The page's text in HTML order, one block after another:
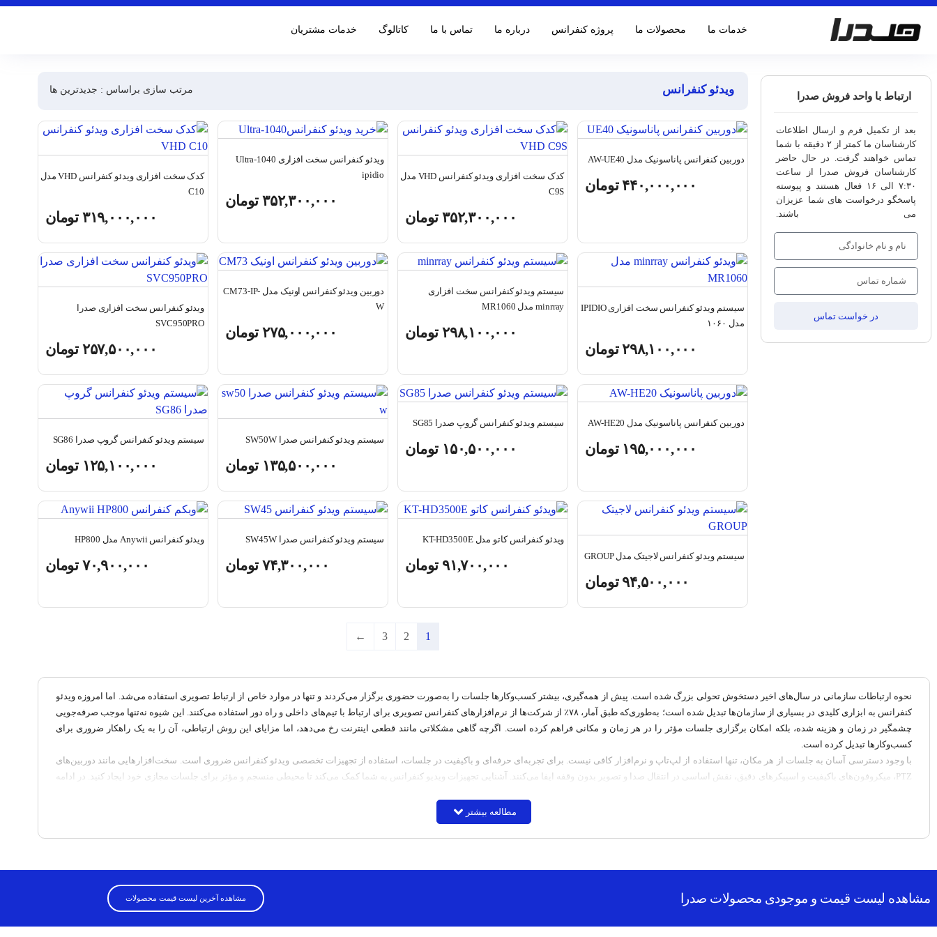
خدمات ما محصولات ما پروژه کنفرانس درباره ما تماس با ما کاتالوگ‌ خدمات مشتریان
ارتباط با واحد فروش صدرا
بعد از تکمیل فرم و ارسال اطلاعات
کارشناسان ما کمتر از ۲ دقیقه با شما
تماس خواهند گرفت. در حال حاضر
کارشناسان فروش صدرا از ساعت
۷:۳۰ الی ۱۶ فعال هستند و پیوسته
پاسخگو درخواست های شما عزیزان
می باشند.
در خواست تماس
ویدئو کنفرانس مرتب سازی براساس : جدیدترین ها
دوربین کنفرانس پاناسونیک مدل AW-UE40
۴۴۰,۰۰۰,۰۰۰ تومان
کدک سخت افزاری ویدئو کنفرانس VHD مدل
C9S
۳۵۲,۳۰۰,۰۰۰ تومان
ویدئو کنفرانس سخت افزاری Ultra-1040
ipidio
۳۵۲,۳۰۰,۰۰۰ تومان
کدک سخت افزاری ویدئو کنفرانس VHD مدل
C10
۳۱۹,۰۰۰,۰۰۰ تومان
سیستم ویدئو کنفرانس سخت افزاری IPIDIO
مدل ۱۰۶۰
۲۹۸,۱۰۰,۰۰۰ تومان
سیستم ویدئو کنفرانس سخت افزاری
minrray مدل MR1060
۲۹۸,۱۰۰,۰۰۰ تومان
دوربین ویدئو کنفرانس اونیک مدل CM73-IP-
W
۲۷۵,۰۰۰,۰۰۰ تومان
ویدئو کنفرانس سخت افزاری صدرا
SVC950PRO
۲۵۷,۵۰۰,۰۰۰ تومان
دوربین کنفرانس پاناسونیک مدل AW-HE20
۱۹۵,۰۰۰,۰۰۰ تومان
سیستم ویدئو کنفرانس گروپ صدرا SG85
۱۵۰,۵۰۰,۰۰۰ تومان
سیستم ویدئو کنفرانس صدرا SW50W
۱۳۵,۵۰۰,۰۰۰ تومان
سیستم ویدئو کنفرانس گروپ صدرا SG86
۱۲۵,۱۰۰,۰۰۰ تومان
سیستم ویدئو کنفرانس لاجیتک مدل GROUP
۹۴,۵۰۰,۰۰۰ تومان
ویدئو کنفرانس کاتو مدل KT-HD3500E
۹۱,۷۰۰,۰۰۰ تومان
سیستم ویدئو کنفرانس صدرا SW45W
۷۴,۳۰۰,۰۰۰ تومان
ویدئو کنفرانس Anywii مدل HP800
۷۰,۹۰۰,۰۰۰ تومان
1
2
3
←
نحوه ارتباطات سازمانی در سال‌های اخیر دستخوش تحولی بزرگ شده است. پیش از همه‌گیری، بیشتر کسب‌وکارها جلسات را به‌صورت حضوری برگزار می‌کردند و تنها در موارد خاص از ارتباط تصویری استفاده می‌شد. اما امروزه ویدئو
کنفرانس به ابزاری کلیدی در بسیاری از سازمان‌ها تبدیل شده است؛ به‌طوری‌که طبق آمار، ۷۸٪ از شرکت‌ها از نرم‌افزارهای کنفرانس تصویری برای ارتباط با تیم‌های داخلی و راه دور استفاده می‌کنند. این شیوه نه‌تنها موجب صرفه‌جویی
چشمگیر در زمان و هزینه شده، بلکه امکان برگزاری جلسات مؤثر را در هر زمان و مکانی فراهم کرده است. اگرچه گاهی مشکلاتی مانند قطعی اینترنت رخ می‌دهد، اما مزایای این روش ارتباطی، آن را به یک راهکار ضروری برای
کسب‌وکارها تبدیل کرده است.
با وجود دسترسی آسان به جلسات از هر مکان، تنها استفاده از لپ‌تاپ و نرم‌افزار کافی نیست. برای تجربه‌ای حرفه‌ای و باکیفیت در جلسات، استفاده از تجهیزات تخصصی ویدئو کنفرانس ضروری است. سخت‌افزارهایی مانند دوربین‌های
PTZ، میکروفون‌های باکیفیت و اسپیکرهای دقیق، نقش اساسی در انتقال صدا و تصویر بدون وقفه ایفا می‌کنند. آشنایی تجهیزات ویدیو کنفرانس به شما کمک می‌کند تا محیطی منسجم و مؤثر برای جلسات مجازی خود ایجاد کنید. در ادامه
متناسب با نیاز سازمانی خود، با کارشناسان صدرا تماس بگیرید.
ویدئو کنفرانس چیست و چرا اهمیت دارد؟
ویدئو کنفرانس یک راهکار ارتباطی مبتنی بر اینترنت است که امکان برقراری تماس تصویری هم‌زمان بین چند نقطه جغرافیایی را فراهم می‌کند. این سیستم ترکیبی از تجهیزات سخت‌افزاری (دوربین، میکروفون، اسپیکر، منبع کنفرانس) و
مطالعه بیشتر
مشاهده لیست قیمت و موجودی محصولات صدرا مشاهده آخرین لیست قیمت محصولات